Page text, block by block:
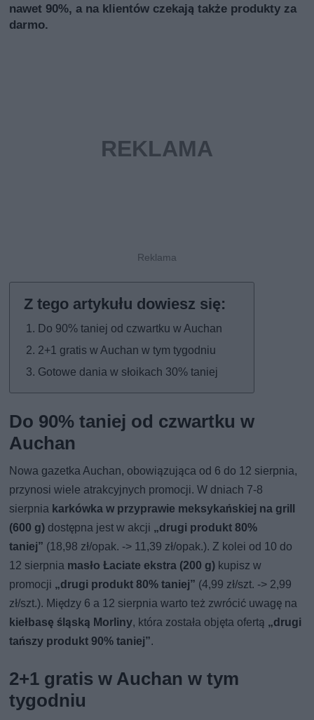
nawet 90%, a na klientów czekają także produkty za
darmo.
Do 90% taniej od czwartku w Auchan
2+1 gratis w Auchan w tym tygodniu
Gotowe dania w słoikach 30% taniej
Do 90% taniej od czwartku w
Auchan
Nowa gazetka Auchan, obowiązująca od 6 do 12 sierpnia,
przynosi wiele atrakcyjnych promocji. W dniach 7-8
sierpnia karkówka w przyprawie meksykańskiej na grill
(600 g) dostępna jest w akcji „drugi produkt 80%
taniej” (18,98 zł/opak. -> 11,39 zł/opak.). Z kolei od 10 do
12 sierpnia masło Łaciate ekstra (200 g) kupisz w
promocji „drugi produkt 80% taniej” (4,99 zł/szt. -> 2,99
zł/szt.). Między 6 a 12 sierpnia warto też zwrócić uwagę na
kiełbasę śląską Morliny, która została objęta ofertą „drugi
tańszy produkt 90% taniej”.
2+1 gratis w Auchan w tym
tygodniu